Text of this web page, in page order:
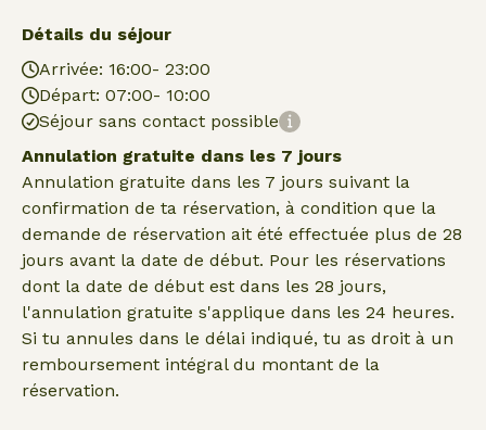
Détails du séjour
Arrivée: 16:00- 23:00
Départ: 07:00- 10:00
Séjour sans contact possible
Annulation gratuite dans les 7 jours
Annulation gratuite dans les 7 jours suivant la
confirmation de ta réservation, à condition que la
demande de réservation ait été effectuée plus de 28
jours avant la date de début. Pour les réservations
dont la date de début est dans les 28 jours,
l'annulation gratuite s'applique dans les 24 heures.
Si tu annules dans le délai indiqué, tu as droit à un
remboursement intégral du montant de la
réservation.